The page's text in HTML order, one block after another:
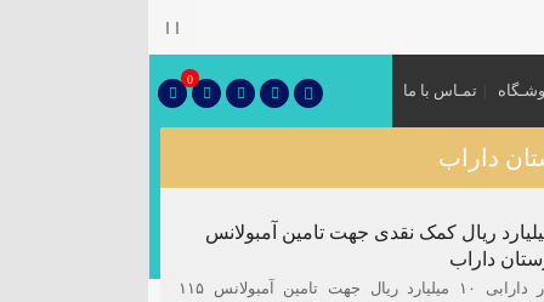
تمـاس با ما
0
۱۰ میلیارد ریال کمک نقدی جهت تامین آمبولانس
خیر نیکوکار دارابی ۱۰ میلیارد ریال جهت تامین آمبولانس ۱۱۵